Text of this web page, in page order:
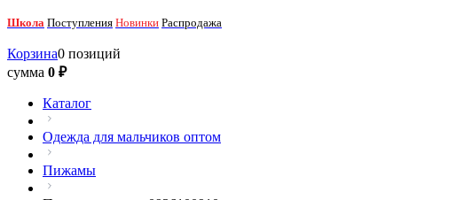
Школа Поступления Новинки Распродажа
Корзина0 позиций
сумма 0 ₽
Каталог
Одежда для мальчиков оптом
Пижамы